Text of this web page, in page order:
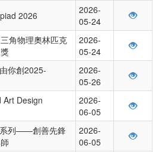
2026
2026-
05-24
角物理奧林匹克
2026-
05-24
你創2025-
2026-
05-26
Art Design
2026-
06-05
系列——創善先鋒
2026-
06-05